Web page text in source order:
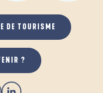
DE TOURISME
?